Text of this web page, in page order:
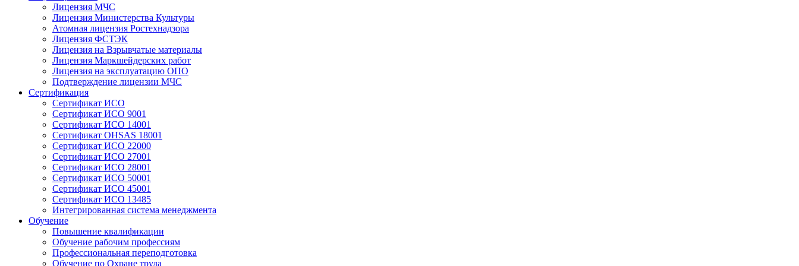
Лицензия МЧС
Лицензия Министерства Культуры
Атомная лицензия Ростехнадзора
Лицензия ФСТЭК
Лицензия на Взрывчатые материалы
Лицензия Маркшейдерских работ
Лицензия на эксплуатацию ОПО
Подтверждение лицензии МЧС
Сертификация
Сертификат ИСО
Сертификат ИСО 9001
Сертификат ИСО 14001
Сертификат OHSAS 18001
Сертификат ИСО 22000
Сертификат ИСО 27001
Сертификат ИСО 28001
Сертификат ИСО 50001
Сертификат ИСО 45001
Сертификат ИСО 13485
Интегрированная система менеджмента
Обучение
Повышение квалификации
Обучение рабочим профессиям
Профессиональная переподготовка
Обучение по Охране труда